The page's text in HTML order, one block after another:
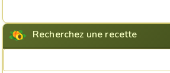
Recherchez une recette